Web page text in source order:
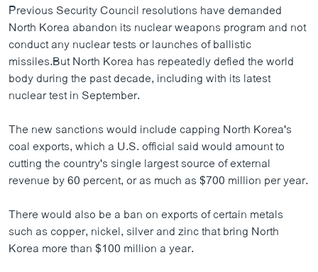
Previous Security Council resolutions have demanded
North Korea abandon its nuclear weapons program and not
conduct any nuclear tests or launches of ballistic
missiles.But North Korea has repeatedly defied the world
body during the past decade, including with its latest
nuclear test in September.
The new sanctions would include capping North Korea's
coal exports, which a U.S. official said would amount to
cutting the country's single largest source of external
revenue by 60 percent, or as much as $700 million per year.
There would also be a ban on exports of certain metals
such as copper, nickel, silver and zinc that bring North
Korea more than $100 million a year.